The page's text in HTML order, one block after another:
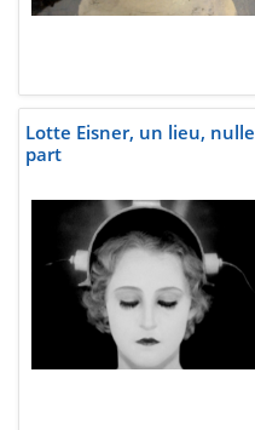
Lotte Eisner, un lieu, nulle
part